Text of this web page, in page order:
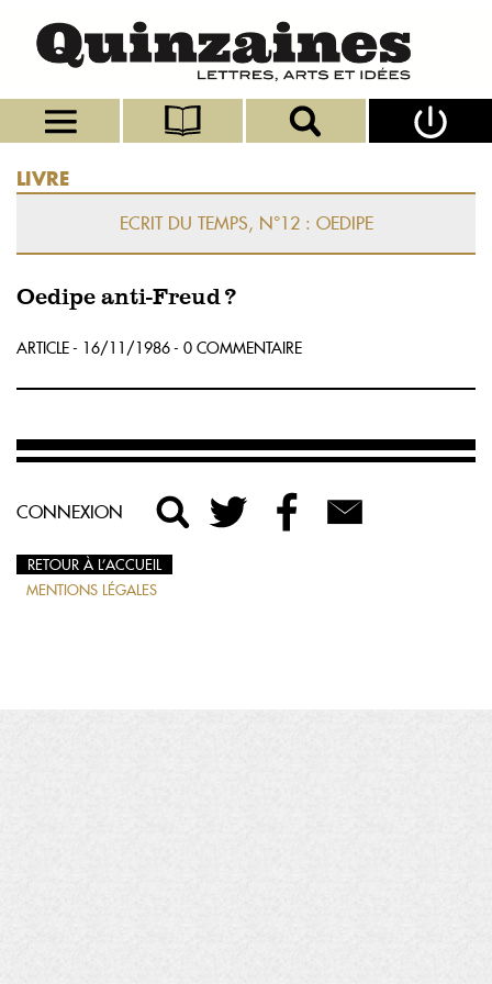
LIVRE
ECRIT DU TEMPS, N°12 : OEDIPE
Oedipe anti-Freud ?
ARTICLE - 16/11/1986 - 0 COMMENTAIRE
CONNEXION
RETOUR À L’ACCUEIL
MENTIONS LÉGALES